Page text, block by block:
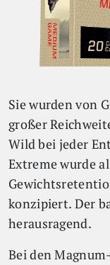
Sie wurden von
großer
Wild bei jeder
Extreme wurde
konzipiert. Der
herausragend.
Bei den